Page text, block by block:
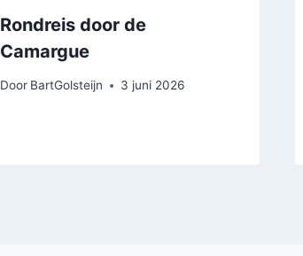
Rondreis door de
Camargue
Door BartGolsteijn 3 juni 2026